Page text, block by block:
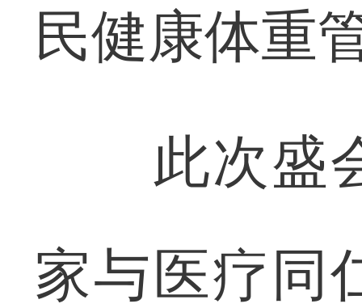
民健康体重
此次盛会
家与医疗同